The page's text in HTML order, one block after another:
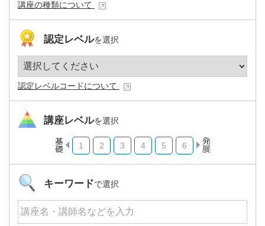
講座の種類について
認定レベルを選択
認定レベルコードについて
講座レベルを選択
1 2 3 4 5 6
キーワードで選択